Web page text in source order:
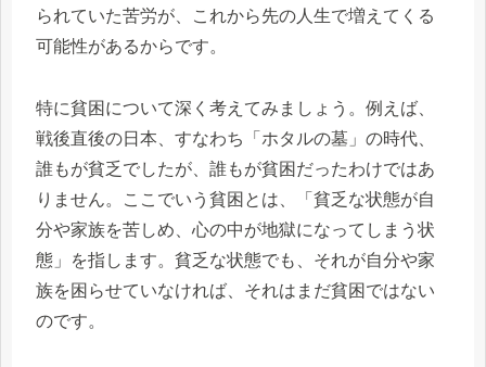
られていた苦労が、これから先の人生で増えてくる
可能性があるからです。
特に貧困について深く考えてみましょう。例えば、
戦後直後の日本、すなわち「ホタルの墓」の時代、
誰もが貧乏でしたが、誰もが貧困だったわけではあ
りません。ここでいう貧困とは、「貧乏な状態が自
分や家族を苦しめ、心の中が地獄になってしまう状
態」を指します。貧乏な状態でも、それが自分や家
族を困らせていなければ、それはまだ貧困ではない
のです。